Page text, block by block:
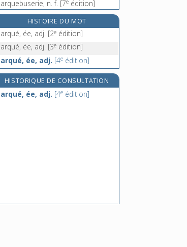
arquebuserie, n. f. [7 édition]
arquebusier, n. m.
arquer, v. tr.
arrachage, n. m.
arraché, n. m.
arrache-clou, n. m.
HISTOIRE DU MOT
arqué, ée, adj. [2e édition]
arqué, ée, adj. [3e édition]
arqué, ée, adj. [4e édition]
HISTORIQUE DE CONSULTATION
arqué, ée, adj. [4e édition]